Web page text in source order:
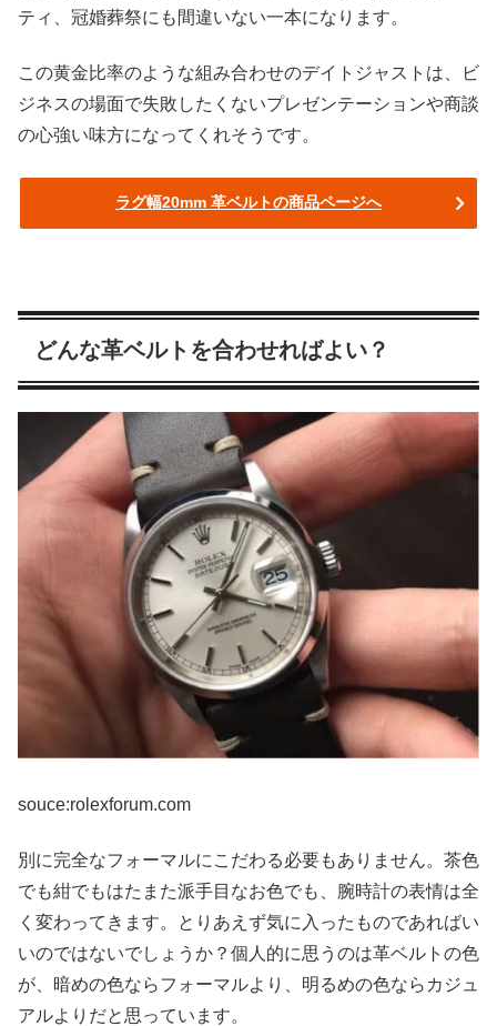
ティ、冠婚葬祭にも間違いない一本になります。
この黄金比率のような組み合わせのデイトジャストは、ビ
ジネスの場面で失敗したくないプレゼンテーションや商談
の心強い味方になってくれそうです。
ラグ幅20mm 革ベルトの商品ページへ
どんな革ベルトを合わせればよい？
souce:rolexforum.com
別に完全なフォーマルにこだわる必要もありません。茶色
でも紺でもはたまた派手目なお色でも、腕時計の表情は全
く変わってきます。とりあえず気に入ったものであればい
いのではないでしょうか？個人的に思うのは革ベルトの色
が、暗めの色ならフォーマルより、明るめの色ならカジュ
アルよりだと思っています。